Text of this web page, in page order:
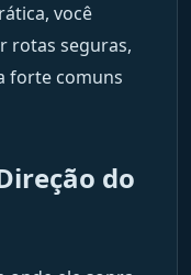
você
rotas seguras,
forte comuns
do